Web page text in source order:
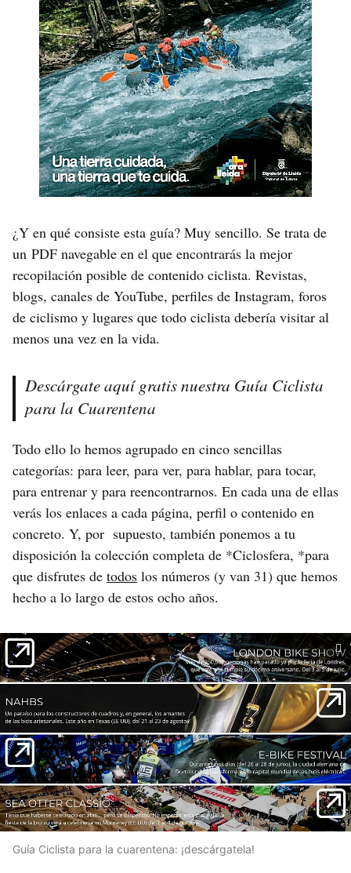
¿Y en qué consiste esta guía? Muy sencillo. Se trata de
un PDF navegable en el que encontrarás la mejor
recopilación posible de contenido ciclista. Revistas,
blogs, canales de YouTube, perfiles de Instagram, foros
de ciclismo y lugares que todo ciclista debería visitar al
menos una vez en la vida.
Descárgate aquí gratis nuestra Guía Ciclista
para la Cuarentena
Todo ello lo hemos agrupado en cinco sencillas
categorías: para leer, para ver, para hablar, para tocar,
para entrenar y para reencontrarnos. En cada una de ellas
verás los enlaces a cada página, perfil o contenido en
concreto. Y, por supuesto, también ponemos a tu
disposición la colección completa de *Ciclosfera, *para
que disfrutes de todos los números (y van 31) que hemos
hecho a lo largo de estos ocho años.
Guía Ciclista para la cuarentena: ¡descárgatela!